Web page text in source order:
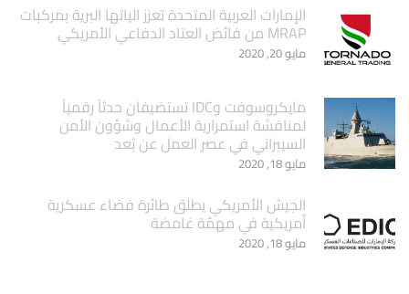
الإمارات العربية المتحدة تعزز الياتها البرية بمركبات
MRAP من فائض العتاد الدفاعي الأمريكي
مايو 20, 2020
مايكروسوفت وIDC تستضيفان حدثاً رقمياً
لمناقشة استمرارية الأعمال وشؤون الأمن
السيبراني في عصر العمل عن بُعد
مايو 18, 2020
الجيش الأمريكي يطلق طائرة فضاء عسكرية
أمريكية في مهمّة غامضة
مايو 18, 2020